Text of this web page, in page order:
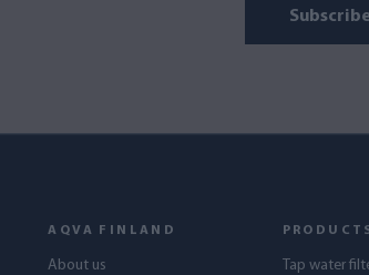
AQVA FINLAND
About us Tap water